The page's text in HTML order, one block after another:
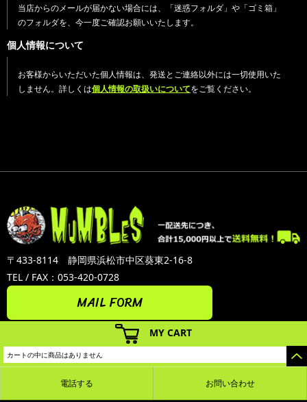
MY CART
カートの中に商品はありません
当店からのメールが届かない場合には、「迷惑フォルダ」や「ゴミ箱」
のフォルダを、今一度ご確認お願いいたします。
個人情報について
お客様からいただいた個人情報は、発送とご連絡以外には一切使用いた
しません。詳しくは個人情報の取扱いについてをご覧ください。
〒433-8114 静岡県浜松市中区葵東2-16-8
TEL / FAX：053-420-0728
MAIL FORM
カラーミーショップ Copyright (C) 2005-2026 GMOペパボ株式会社All Rights Reserved.
電話する お問い合わせ